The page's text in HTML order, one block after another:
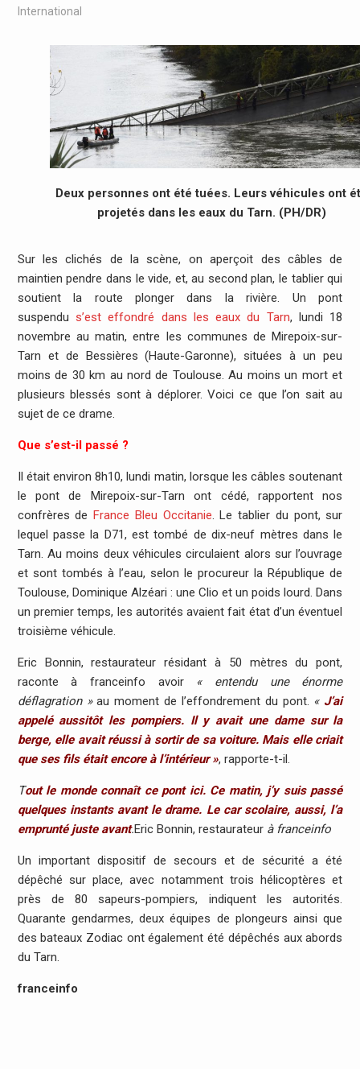
International
Deux personnes ont été tuées. Leurs véhicules ont
projetés dans les eaux du Tarn. (PH/DR)
Sur les clichés de la scène, on aperçoit des câbles de
maintien pendre dans le vide, et, au second plan, le tablier qui
soutient la route plonger dans la rivière. Un pont
suspendus’est effondré dans les eaux du Tarn, lundi 18
novembre au matin, entre les communes de Mirepoix-sur-
Tarn et de Bessières (Haute-Garonne), situées à un peu
moins de 30 km au nord de Toulouse. Au moins un mort et
plusieurs blessés sont à déplorer. Voici ce que l’on sait au
sujet de ce drame.
Que s’est-il passé ?
Il était environ 8h10, lundi matin, lorsque les câbles soutenant
le pont de Mirepoix-sur-Tarn ont cédé, rapportent nos
confrères de France Bleu Occitanie. Le tablier du pont, sur
lequel passe la D71, est tombé de dix-neuf mètres dans le
Tarn. Au moins deux véhicules circulaient alors sur l’ouvrage
et sont tombés à l’eau, selon le procureur la République de
Toulouse, Dominique Alzéari : une Clio et un poids lourd. Dans
un premier temps, les autorités avaient fait état d’un éventuel
troisième véhicule.
Eric Bonnin, restaurateur résidant à 50 mètres du pont,
raconte à franceinfo avoir « entendu une énorme
déflagration »au moment de l’effondrement du pont. « J’ai
appelé aussitôt les pompiers. Il y avait une dame sur la
berge, elle avait réussi à sortir de sa voiture. Mais elle criait
que ses fils était encore à l’intérieur », rapporte-t-il.
Tout le monde connaît ce pont ici. Ce matin, j’y suis passé
quelques instants avant le drame. Le car scolaire, aussi, l’a
emprunté juste avant.Eric Bonnin, restaurateur à franceinfo
Un important dispositif de secours et de sécurité a été
dépêché sur place, avec notamment trois hélicoptères et
près de 80 sapeurs-pompiers, indiquent les autorités.
Quarante gendarmes, deux équipes de plongeurs ainsi que
des bateaux Zodiac ont également été dépêchés aux abords
du Tarn.
franceinfo